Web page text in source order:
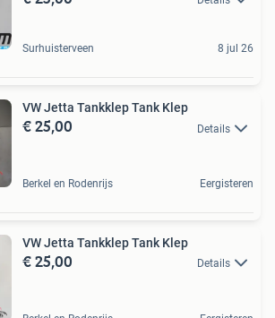
Surhuisterveen 8 jul 26
VW Jetta Tankklep Tank Klep
€ 25,00 Details
Berkel en Rodenrijs Eergisteren
VW Jetta Tankklep Tank Klep
€ 25,00 Details